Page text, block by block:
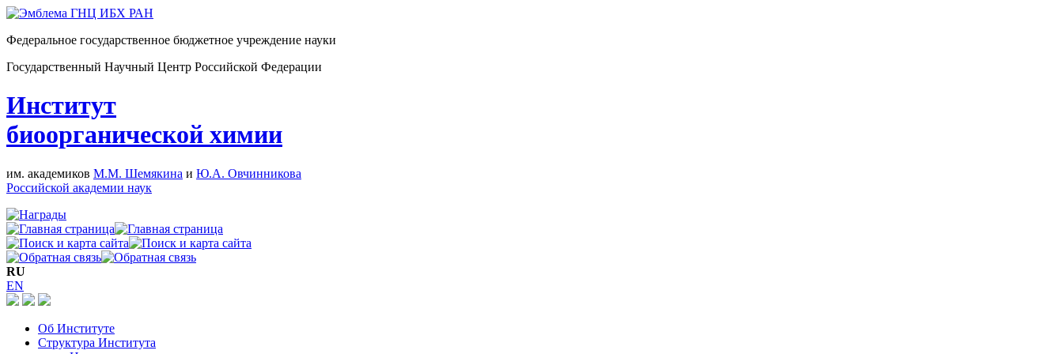
Федеральное государственное бюджетное учреждение науки
Государственный Научный Центр Российской Федерации
Институт
биоорганической химии
им. академиков М.М. Шемякина и Ю.А. Овчинникова
Российской академии наук
RU
EN
Об Институте
Структура Института